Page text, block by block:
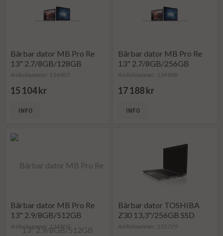
Bärbar dator MB Pro Re
13" 2.7/8GB/128GB
Artikelnummer: 134907
15 104 kr
INFO
Bärbar dator MB Pro Re
13" 2.7/8GB/256GB
Artikelnummer: 134908
17 188 kr
INFO
Bärbar dator MB Pro Re
13" 2.9/8GB/512GB
Artikelnummer: 134909
Bärbar dator TOSHIBA
Z30 13,3"/256GB SSD
Artikelnummer: 131729